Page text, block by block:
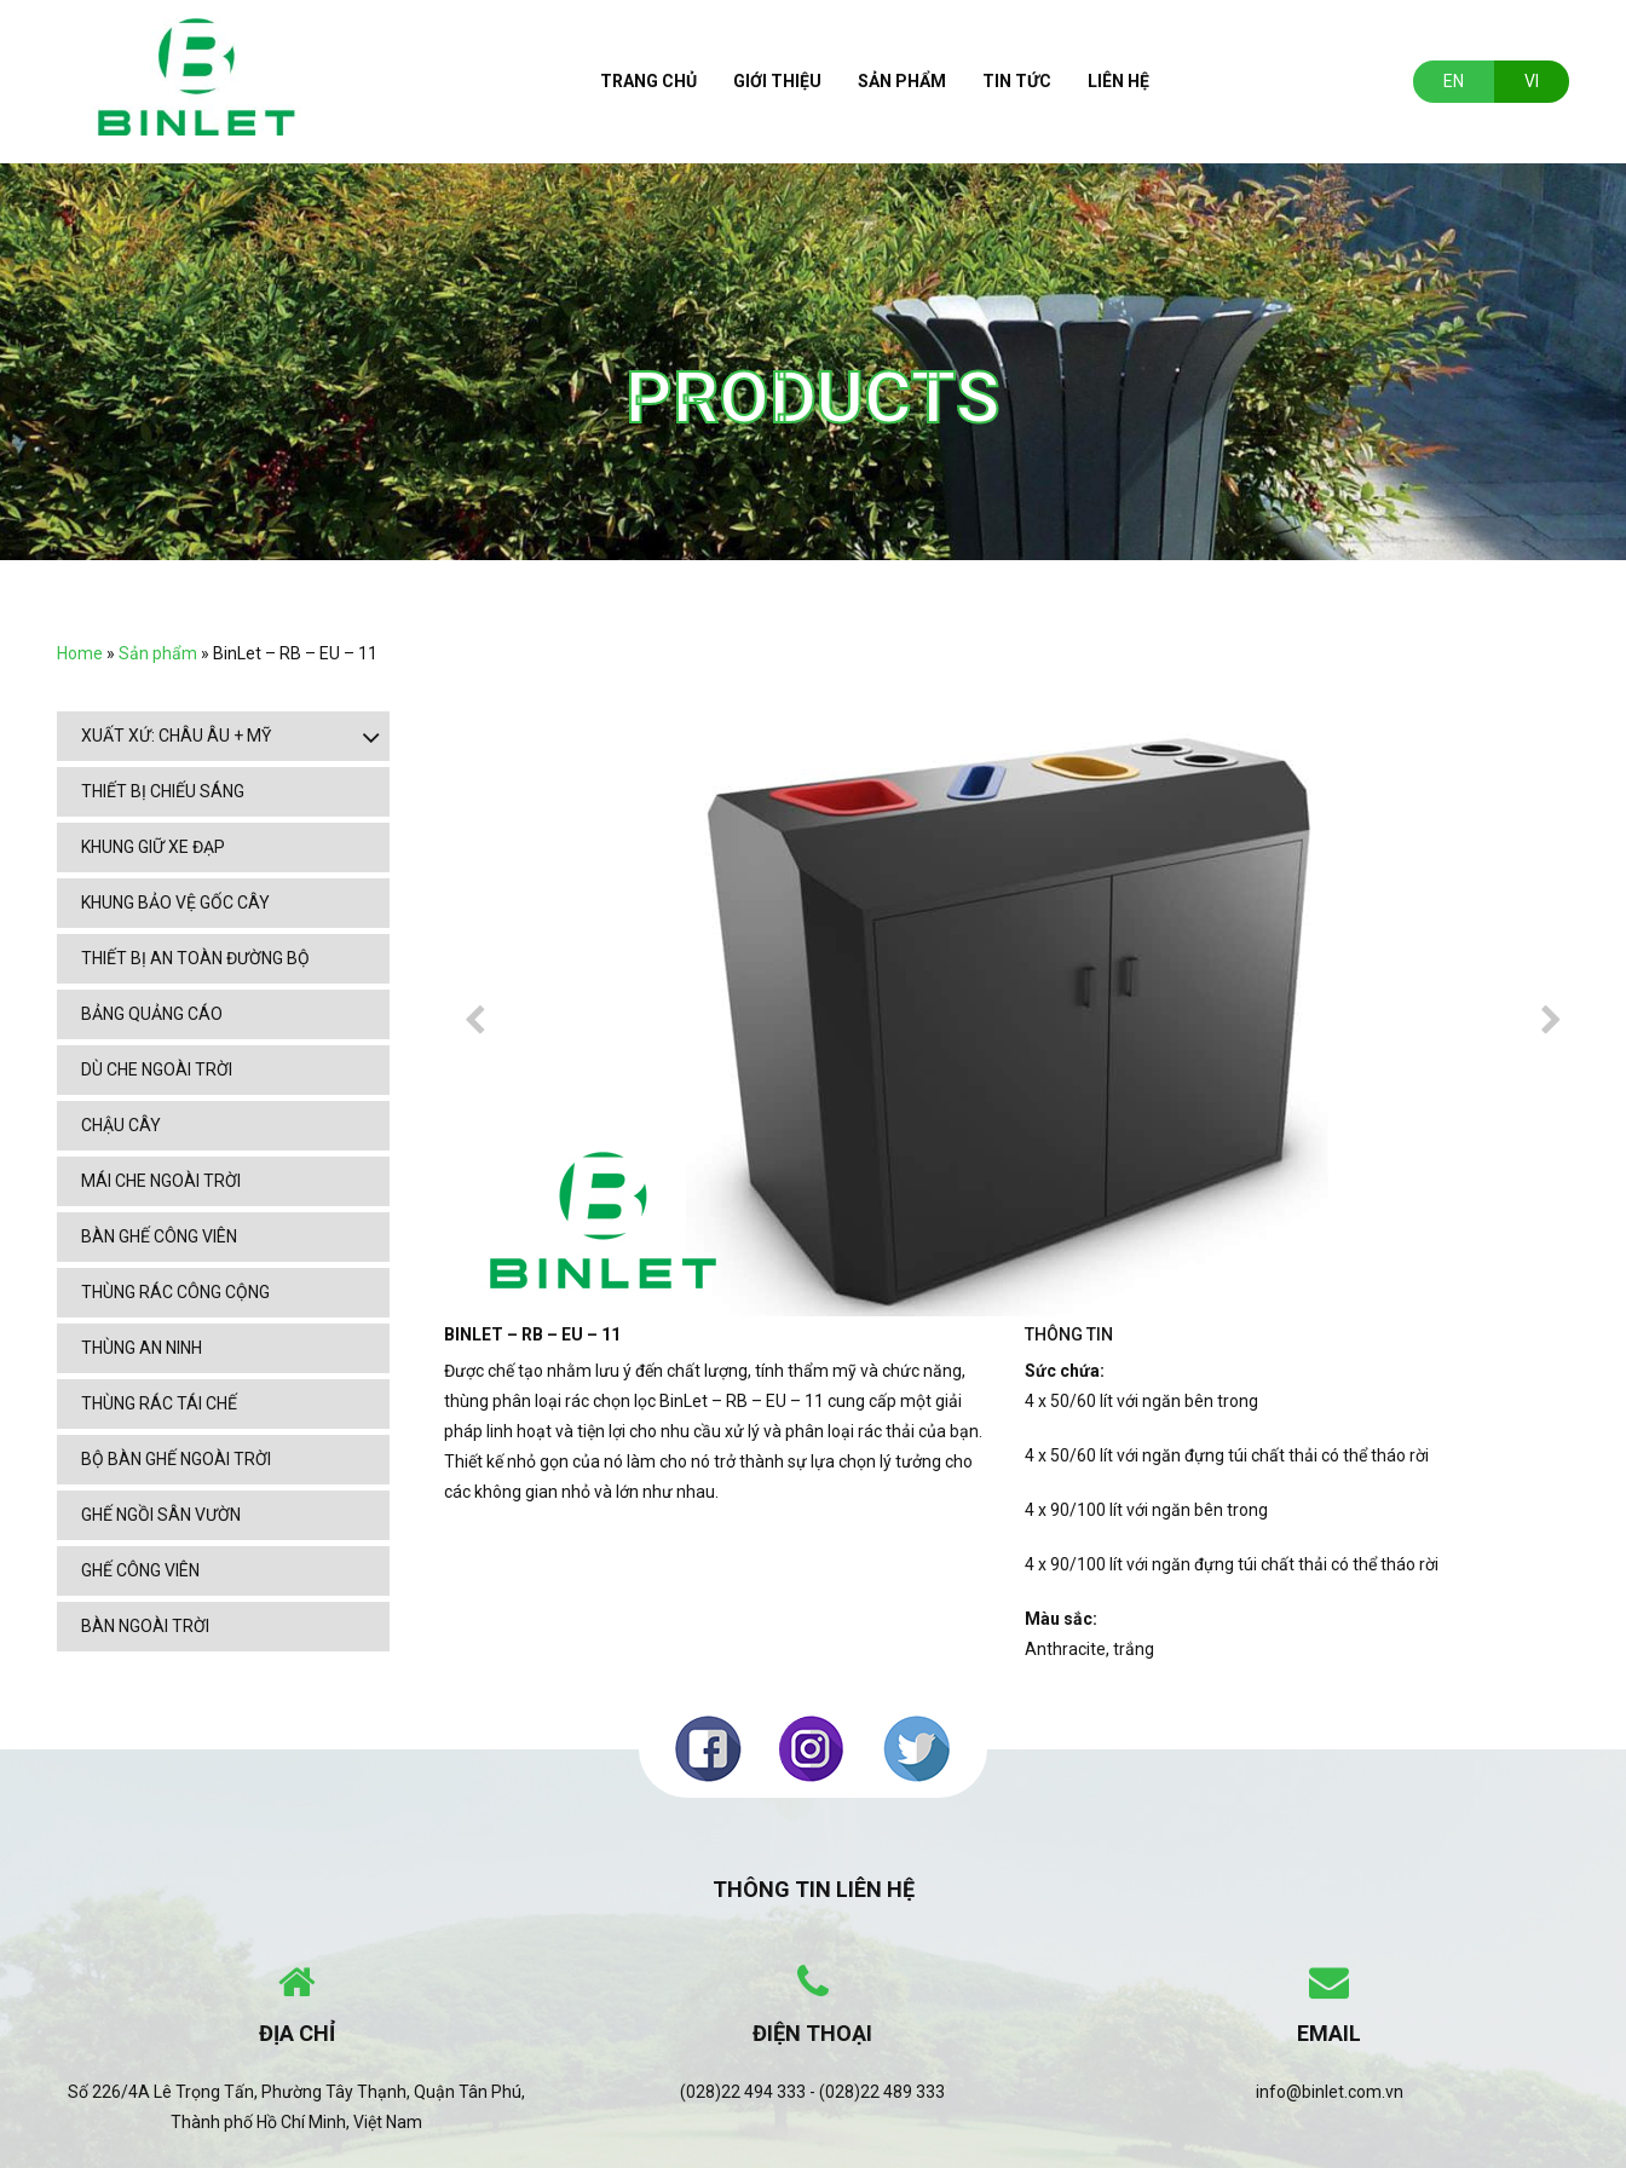
TRANG CHỦ GIỚI THIỆU SẢN PHẨM TIN TỨC LIÊN HỆ EN VI
PRODUCTS
Home » Sản phẩm » BinLet – RB – EU – 11
BINLET – RB – EU – 11
Được chế tạo nhằm lưu ý đến chất lượng, tính thẩm mỹ và chức năng,
thùng phân loại rác chọn lọc BinLet – RB – EU – 11 cung cấp một giải
pháp linh hoạt và tiện lợi cho nhu cầu xử lý và phân loại rác thải của bạn.
Thiết kế nhỏ gọn của nó làm cho nó trở thành sự lựa chọn lý tưởng cho
các không gian nhỏ và lớn như nhau.
THÔNG TIN
Sức chứa:
4 x 50/60 lít với ngăn bên trong
4 x 50/60 lít với ngăn đựng túi chất thải có thể tháo rời
4 x 90/100 lít với ngăn bên trong
4 x 90/100 lít với ngăn đựng túi chất thải có thể tháo rời
Màu sắc:
Anthracite, trắng
XUẤT XỨ: CHÂU ÂU + MỸ
THIẾT BỊ CHIẾU SÁNG
KHUNG GIỮ XE ĐẠP
KHUNG BẢO VỆ GỐC CÂY
THIẾT BỊ AN TOÀN ĐƯỜNG BỘ
BẢNG QUẢNG CÁO
DÙ CHE NGOÀI TRỜI
CHẬU CÂY
MÁI CHE NGOÀI TRỜI
BÀN GHẾ CÔNG VIÊN
THÙNG RÁC CÔNG CỘNG
THÙNG AN NINH
THÙNG RÁC TÁI CHẾ
BỘ BÀN GHẾ NGOÀI TRỜI
GHẾ NGỒI SÂN VƯỜN
GHẾ CÔNG VIÊN
BÀN NGOÀI TRỜI
THÔNG TIN LIÊN HỆ
ĐỊA CHỈ
Số 226/4A Lê Trọng Tấn, Phường Tây Thạnh, Quận Tân Phú,
Thành phố Hồ Chí Minh, Việt Nam
ĐIỆN THOẠI
(028)22 494 333 - (028)22 489 333
EMAIL
info@binlet.com.vn